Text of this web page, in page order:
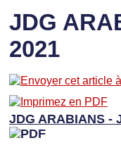
JDG
2021
JDG ARABIANS -